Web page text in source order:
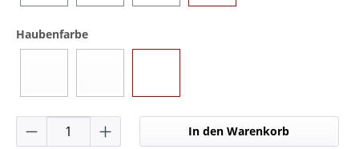
Haubenfarbeauswählen
Produkt Anzahl: Gib den gewünschten
In den Warenkorb